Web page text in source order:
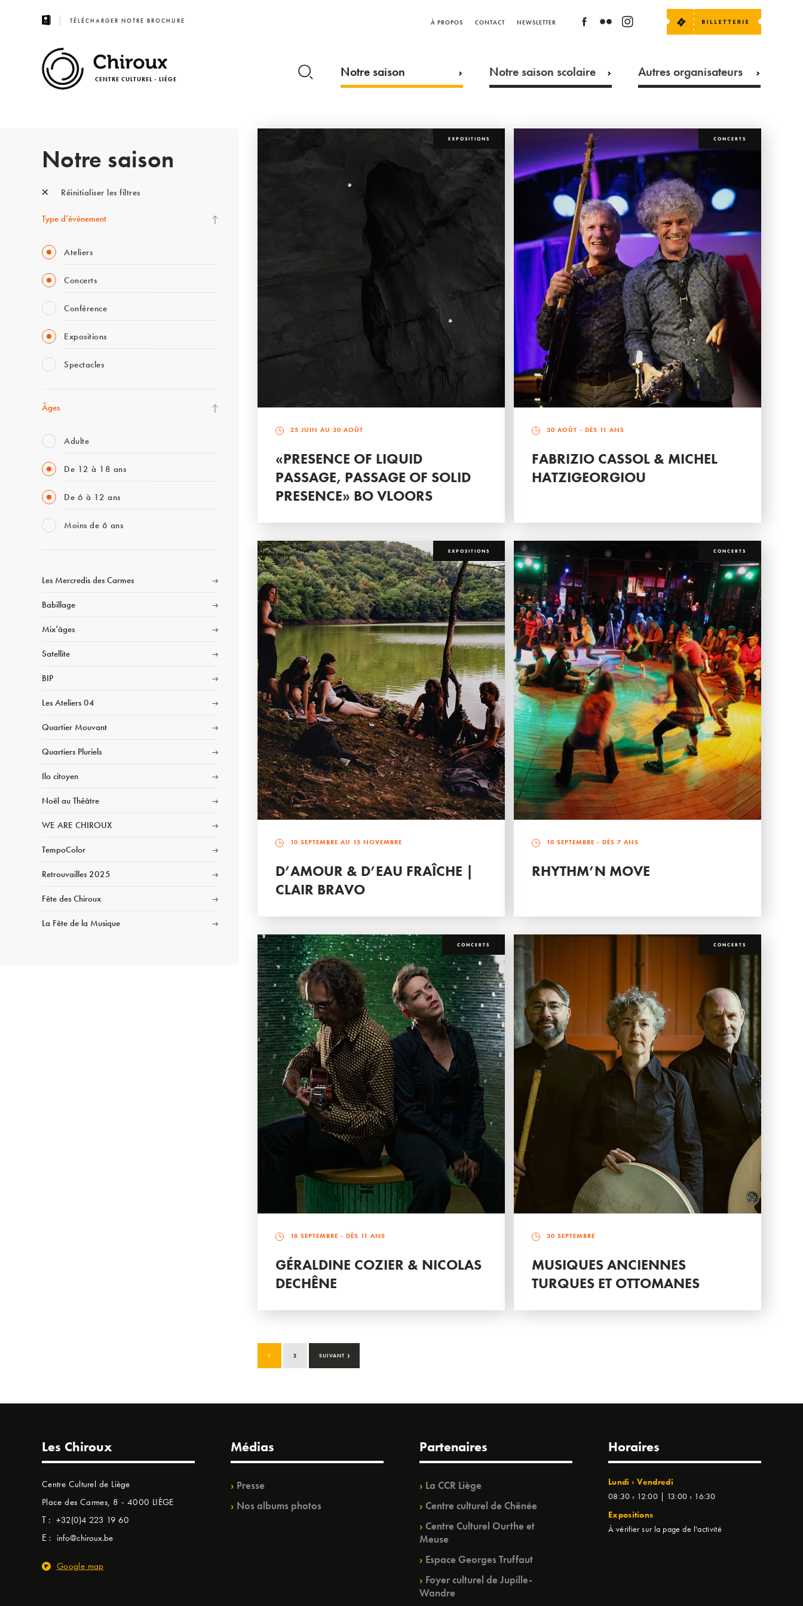
TÉLÉCHARGER NOTRE BROCHURE À PROPOS CONTACT NEWSLETTER
CENTRE CULTUREL - LIÈGE Notre saison Notre saison scolaire Autres organisateurs
Notre saison
Réinitialiser les filtres
Type d’événement
Ateliers
Concerts
Conférence
Expositions
Spectacles
Âges
Adulte
De 12 à 18 ans
De 6 à 12 ans
Moins de 6 ans
Les Mercredis des Carmes
Babillage
Mix’âges
Satellite
BIP
Les Ateliers 04
Quartier Mouvant
Quartiers Pluriels
Ilo citoyen
Noël au Théâtre
WE ARE CHIROUX
TempoColor
Retrouvailles 2025
Fête des Chiroux
La Fête de la Musique
EXPOSITIONS
25 JUIN AU 30 AOÛT
«PRESENCE OF LIQUID
PASSAGE, PASSAGE OF SOLID
PRESENCE» BO VLOORS
CONCERTS
30 AOÛT - DÈS 11 ANS
FABRIZIO CASSOL & MICHEL
HATZIGEORGIOU
EXPOSITIONS
10 SEPTEMBRE AU 15 NOVEMBRE
D’AMOUR & D’EAU FRAÎCHE |
CLAIR BRAVO
CONCERTS
10 SEPTEMBRE - DÈS 7 ANS
RHYTHM’N MOVE
CONCERTS
18 SEPTEMBRE - DÈS 11 ANS
GÉRALDINE COZIER & NICOLAS
DECHÊNE
CONCERTS
30 SEPTEMBRE
MUSIQUES ANCIENNES
TURQUES ET OTTOMANES
1 2 SUIVANT ›
Les Chiroux
Centre Culturel de Liège
Place des Carmes, 8 - 4000 LIÈGE
T : +32(0)4 223 19 60
E : info@chiroux.be
Google map
Médias
Presse
Nos albums photos
Partenaires
La CCR Liège
Centre culturel de Chênée
Centre Culturel Ourthe et
Meuse
Espace Georges Truffaut
Foyer culturel de Jupille-
Wandre
Horaires
Lundi › Vendredi
08:30 › 12:00 | 13:00 › 16:30
Expositions
À vérifier sur la page de l'activité